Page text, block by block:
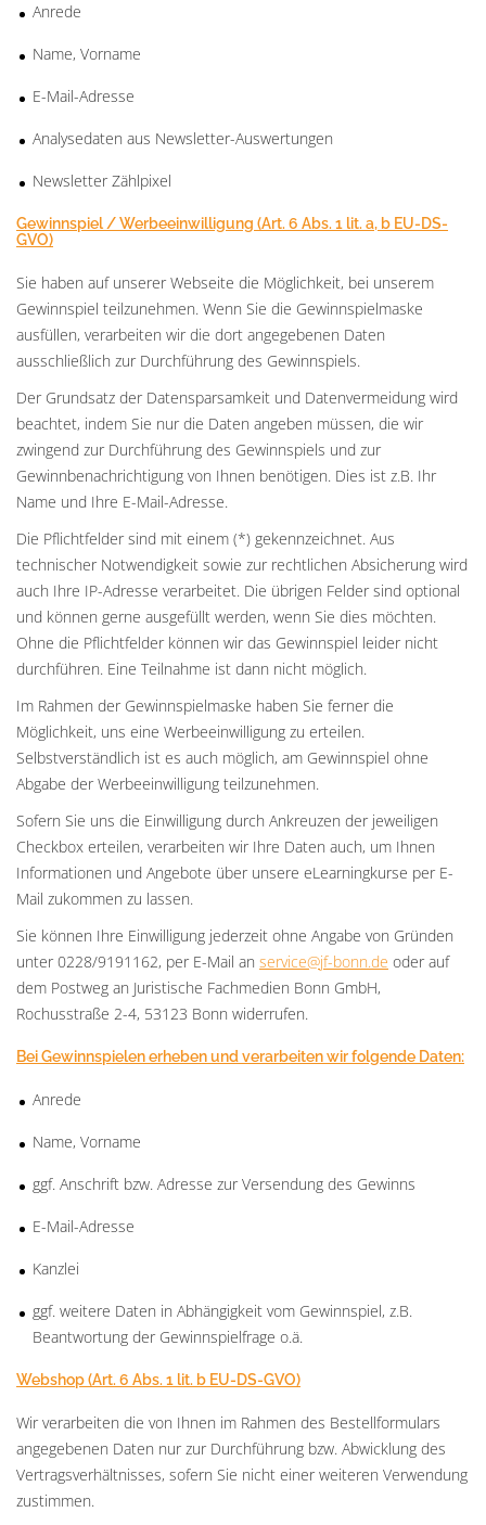
Anrede
Name, Vorname
E-Mail-Adresse
Analysedaten aus Newsletter-Auswertungen
Newsletter Zählpixel
Gewinnspiel / Werbeeinwilligung (Art. 6 Abs. 1 lit. a, b EU-DS-
GVO)
Sie haben auf unserer Webseite die Möglichkeit, bei unserem
Gewinnspiel teilzunehmen. Wenn Sie die Gewinnspielmaske
ausfüllen, verarbeiten wir die dort angegebenen Daten
ausschließlich zur Durchführung des Gewinnspiels.
Der Grundsatz der Datensparsamkeit und Datenvermeidung wird
beachtet, indem Sie nur die Daten angeben müssen, die wir
zwingend zur Durchführung des Gewinnspiels und zur
Gewinnbenachrichtigung von Ihnen benötigen. Dies ist z.B. Ihr
Name und Ihre E-Mail-Adresse.
Die Pflichtfelder sind mit einem (*) gekennzeichnet. Aus
technischer Notwendigkeit sowie zur rechtlichen Absicherung wird
auch Ihre IP-Adresse verarbeitet. Die übrigen Felder sind optional
und können gerne ausgefüllt werden, wenn Sie dies möchten.
Ohne die Pflichtfelder können wir das Gewinnspiel leider nicht
durchführen. Eine Teilnahme ist dann nicht möglich.
Im Rahmen der Gewinnspielmaske haben Sie ferner die
Möglichkeit, uns eine Werbeeinwilligung zu erteilen.
Selbstverständlich ist es auch möglich, am Gewinnspiel ohne
Abgabe der Werbeeinwilligung teilzunehmen.
Sofern Sie uns die Einwilligung durch Ankreuzen der jeweiligen
Checkbox erteilen, verarbeiten wir Ihre Daten auch, um Ihnen
Informationen und Angebote über unsere eLearningkurse per E-
Mail zukommen zu lassen.
Sie können Ihre Einwilligung jederzeit ohne Angabe von Gründen
unter 0228/9191162, per E-Mail an service@jf-bonn.de oder auf
dem Postweg an Juristische Fachmedien Bonn GmbH,
Rochusstraße 2-4, 53123 Bonn widerrufen.
Bei Gewinnspielen erheben und verarbeiten wir folgende Daten:
Anrede
Name, Vorname
ggf. Anschrift bzw. Adresse zur Versendung des Gewinns
E-Mail-Adresse
Kanzlei
ggf. weitere Daten in Abhängigkeit vom Gewinnspiel, z.B.
Beantwortung der Gewinnspielfrage o.ä.
Webshop (Art. 6 Abs. 1 lit. b EU-DS-GVO)
Wir verarbeiten die von Ihnen im Rahmen des Bestellformulars
angegebenen Daten nur zur Durchführung bzw. Abwicklung des
Vertragsverhältnisses, sofern Sie nicht einer weiteren Verwendung
zustimmen.